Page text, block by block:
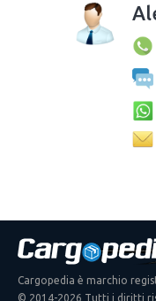
Cargopedia è marchio
© 2014-2026 Tutti i diritti